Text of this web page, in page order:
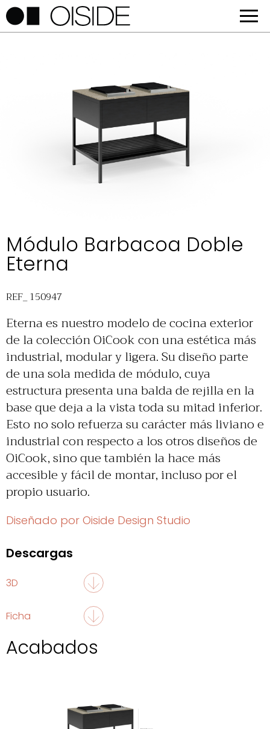
Módulo Barbacoa Doble
Eterna
REF_ 150947
Eterna es nuestro modelo de cocina exterior
de la colección OiCook con una estética más
industrial, modular y ligera. Su diseño parte
de una sola medida de módulo, cuya
estructura presenta una balda de rejilla en la
base que deja a la vista toda su mitad inferior.
Esto no solo refuerza su carácter más liviano e
industrial con respecto a los otros diseños de
OiCook, sino que también la hace más
accesible y fácil de montar, incluso por el
propio usuario.
Diseñado por Oiside Design Studio
Descargas
3D
Ficha
Acabados